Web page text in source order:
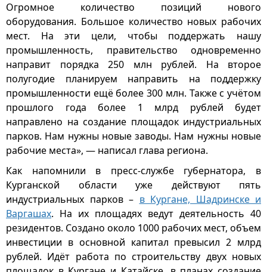
Огромное количество позиций нового
оборудования. Большое количество новых рабочих
мест. На эти цели, чтобы поддержать нашу
промышленность, правительство одновременно
направит порядка 250 млн рублей. На второе
полугодие планируем направить на поддержку
промышленности ещё более 300 млн. Также с учётом
прошлого года более 1 млрд рублей будет
направлено на создание площадок индустриальных
парков. Нам нужны новые заводы. Нам нужны новые
рабочие места», — написал глава региона.
Как напомнили в пресс-службе губернатора, в
Курганской области уже действуют пять
индустриальных парков – в Кургане, Шадринске и
Варгашах. На их площадях ведут деятельность 40
резидентов. Создано около 1000 рабочих мест, объем
инвестиции в основной капитал превысил 2 млрд
рублей. Идёт работа по строительству двух новых